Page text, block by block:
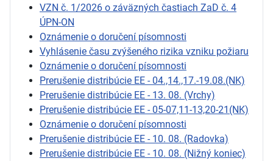
VZN č. 1/2026 o záväzných častiach ZaD č. 4
ÚPN-ON
Oznámenie o doručení písomnosti
Vyhlásenie času zvýšeného rizika vzniku požiaru
Oznámenie o doručení písomnosti
Prerušenie distribúcie EE - 04.,14.,17.-19.08.(NK)
Prerušenie distribúcie EE - 13. 08. (Vrchy)
Prerušenie distribúcie EE - 05-07,11-13,20-21(NK)
Oznámenie o doručení písomnosti
Prerušenie distribúcie EE - 10. 08. (Radovka)
Prerušenie distribúcie EE - 10. 08. (Nižný koniec)